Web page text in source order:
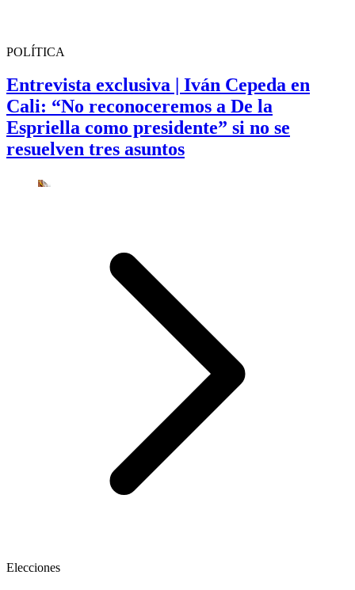
POLÍTICA
Entrevista exclusiva | Iván Cepeda en
Cali: “No reconoceremos a De la
Espriella como presidente” si no se
resuelven tres asuntos
Elecciones